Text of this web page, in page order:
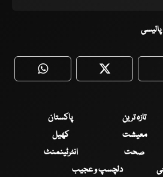
WhatsApp Twitter
تازہ ترین
پاکستان
معیشت
کھیل
صحت
انٹرٹینمنٹ
دلچسپ و عجیب